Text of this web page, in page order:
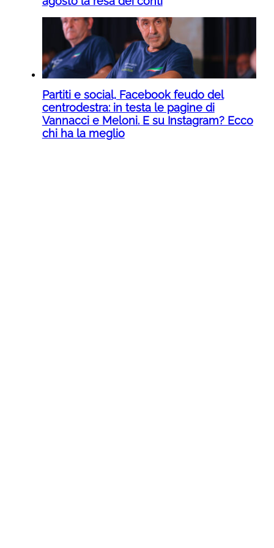
Partiti e social, Facebook feudo del
centrodestra: in testa le pagine di
Vannacci e Meloni. E su Instagram? Ecco
chi ha la meglio